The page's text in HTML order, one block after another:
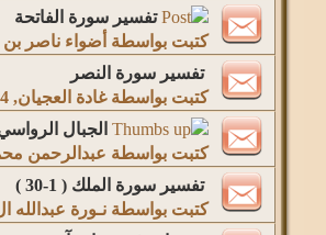
تفسير سورة الفاتحة
كتبت بواسطة أضواء ناصر
تفسير سورة النصر
كتبت بواسطةغادة العجيان‏, 2016-04-03 09:04 AM
الجبال
كتبت بواسطة عبدالرحمن
تفسير سورة الملك ( 1-30 )
كتبت بواسطة نـورة عبدالله